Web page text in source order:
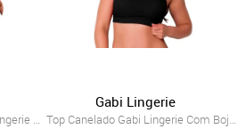
Kit 2 Tops Canelados Gabi Lingerie Com B...
Gabi Lingerie
Top Canelado Gabi Lingerie Com Bojo Remo...